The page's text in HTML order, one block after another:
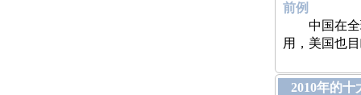
前例
中国在全
用，美国也
2010年的十